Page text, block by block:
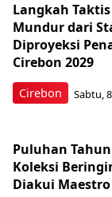
Cirebon
Langkah
Mundur dari
Diproyeksi
Cirebon 2029
Sabtu,
Puluhan
Koleksi
Diakui Maestro